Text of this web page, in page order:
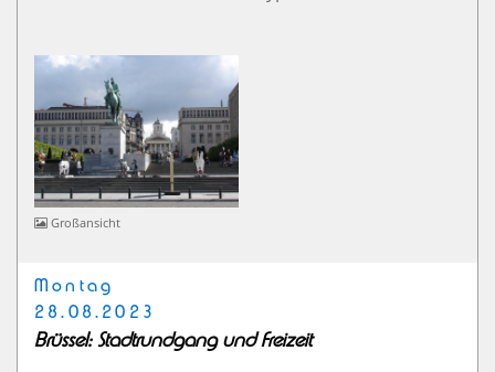
Großansicht
Montag
28.08.2023
Brüssel: Stadtrundgang und Freizeit